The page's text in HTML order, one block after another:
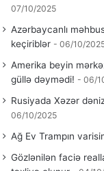
07/10/2025
Azərbaycanlı
keçiriblər
06/10/
Amerika beyin
güllə dəymədi!
06/
Rusiyada Xəzər
06/10/2025
Ağ Ev Trampın
Gözlənilən faciə